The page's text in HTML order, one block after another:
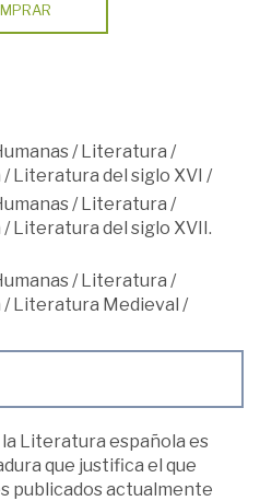
/Literatura /
/Literatura del siglo XVI /
/Literatura /
/Literatura del siglo XVII.
/Literatura /
/Literatura Medieval /
Literatura española es
que justifica el que
publicados actualmente